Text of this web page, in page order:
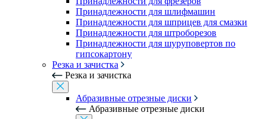
Принадлежности для шлифмашин
Принадлежности для шприцев для смазки
Принадлежности для штроборезов
Принадлежности для шуруповертов по
гипсокартону
Резка и зачистка
Резка и зачистка
Абразивные отрезные диски
Абразивные отрезные диски